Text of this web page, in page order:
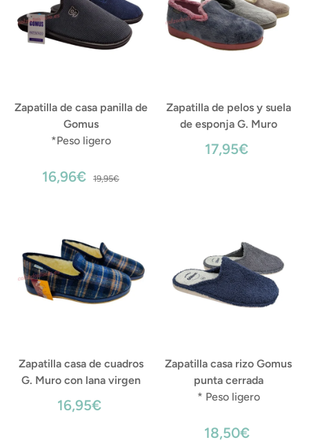
Zapatilla de casa panilla de
Gomus
*Peso ligero
16,96€ 19,95€
Zapatilla de pelos y suela
de esponja G. Muro
17,95€
Zapatilla casa de cuadros
G. Muro con lana virgen
16,95€
Zapatilla casa rizo Gomus
punta cerrada
* Peso ligero
18,50€